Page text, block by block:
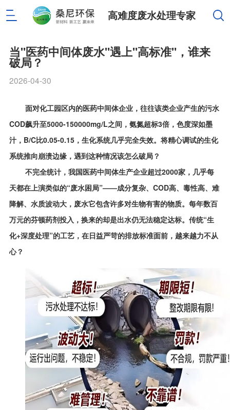
高难度废水处理专家
当"医药中间体废水"遇上"高标准"，谁来
破局？
2026-04-30
面对化工园区内的医药中间体企业，往往该类企业产生的污水
COD飙升至5000-150000mg/L之间，氨氮超标3倍，色度深如墨
汁，B/C比0.05-0.15，生化系统几乎完全失效。将精心调试的生化
系统推向崩溃边缘，遇到这种情况该怎么破局？
不完全统计，我国医药中间体生产企业超过2000家，几乎每
天都在上演类似的“废水困局”——成分复杂、COD高、毒性高、难
降解、水质波动大，废水它包含许多对生物有害的物质。每年数百
万元的芬顿药剂投入，换来的却是出水仍无法稳定达标。传统“生
化+深度处理”的工艺，在日益严苛的排放标准面前，越来越力不从
心？